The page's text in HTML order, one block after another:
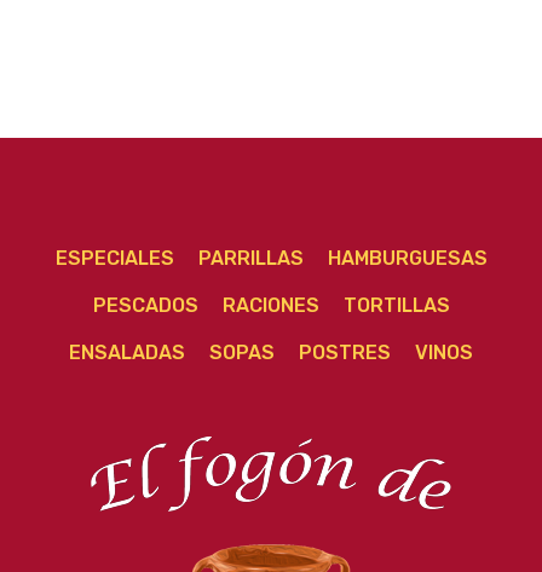
ESPECIALES PARRILLAS HAMBURGUESAS
PESCADOS RACIONES TORTILLAS
ENSALADAS SOPAS POSTRES VINOS